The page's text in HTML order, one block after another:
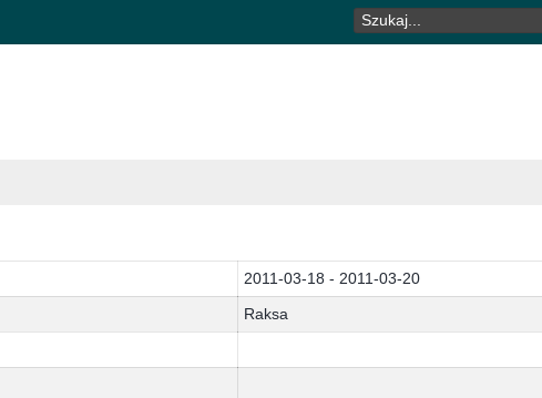
SZUKAJ:
2011-03-18 - 2011-03-20
Raksa